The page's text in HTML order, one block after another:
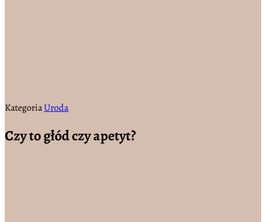
KategoriaUroda
Czy to głód czy apetyt?